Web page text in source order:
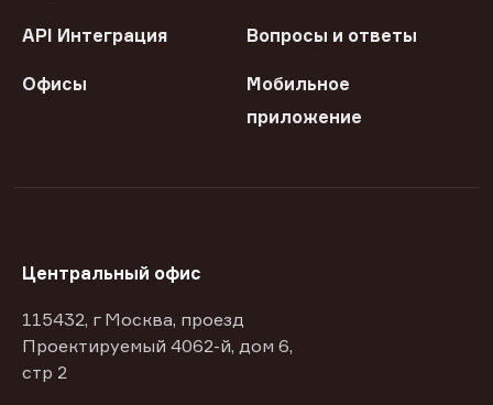
API Интеграция Вопросы и ответы
Офисы
Мобильное
приложение
Центральный офис
115432, г Москва, проезд
Проектируемый 4062-й, дом 6,
стр 2